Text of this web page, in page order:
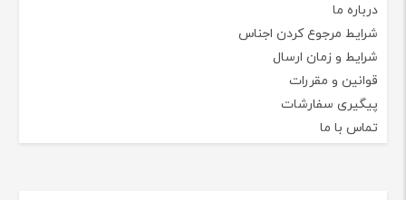
درباره ما
شرایط مرجوع کردن اجناس
شرایط و زمان ارسال
قوانین و مقررات
پیگیری سفارشات
تماس با ما